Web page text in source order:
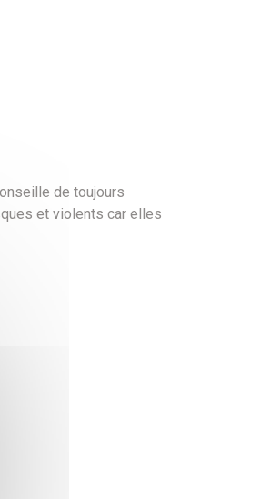
de toujours
et violents car elles